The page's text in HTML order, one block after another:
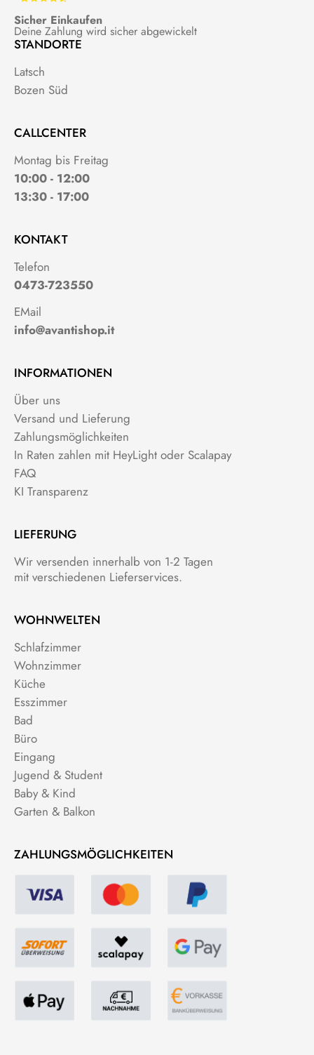
Sicher Einkaufen
Deine Zahlung wird sicher abgewickelt
STANDORTE
Latsch
Bozen Süd
CALLCENTER
Montag bis Freitag
10:00 - 12:00
13:30 - 17:00
KONTAKT
Telefon
0473-723550
EMail
info@avantishop.it
INFORMATIONEN
Über uns
Versand und Lieferung
Zahlungsmöglichkeiten
In Raten zahlen mit HeyLight oder Scalapay
FAQ
KI Transparenz
LIEFERUNG
Wir versenden innerhalb von 1-2 Tagen
mit verschiedenen Lieferservices.
WOHNWELTEN
Schlafzimmer
Wohnzimmer
Küche
Esszimmer
Bad
Büro
Eingang
Jugend & Student
Baby & Kind
Garten & Balkon
ZAHLUNGSMÖGLICHKEITEN